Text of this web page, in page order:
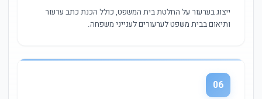
ייצוג בערעור על החלטת בית המשפט, כולל הכנת כתב ערעור
ותיאום בבית משפט לערעורים לענייני משפחה.
06